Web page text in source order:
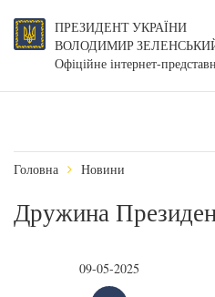
ПРЕЗИДЕНТ УКРАЇНИ
ВОЛОДИМИР
Офіційне інтернет-
Головна Новини
Дружина